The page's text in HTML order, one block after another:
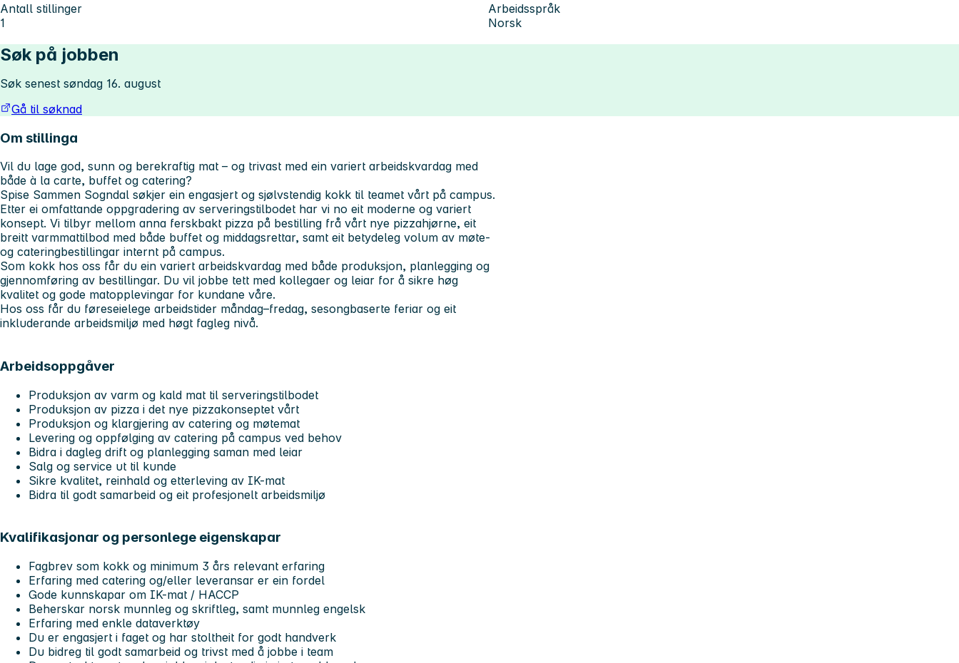
Antall stillinger
1
Arbeidsspråk
Norsk
Søk på jobben
Søk senest søndag 16. august
Gå til søknad
Om stillinga
Vil du lage god, sunn og berekraftig mat – og trivast med ein variert arbeidskvardag med
både à la carte, buffet og catering?
Spise Sammen Sogndal søkjer ein engasjert og sjølvstendig kokk til teamet vårt på campus.
Etter ei omfattande oppgradering av serveringstilbodet har vi no eit moderne og variert
konsept. Vi tilbyr mellom anna ferskbakt pizza på bestilling frå vårt nye pizzahjørne, eit
breitt varmmattilbod med både buffet og middagsrettar, samt eit betydeleg volum av møte-
og cateringbestillingar internt på campus.
Som kokk hos oss får du ein variert arbeidskvardag med både produksjon, planlegging og
gjennomføring av bestillingar. Du vil jobbe tett med kollegaer og leiar for å sikre høg
kvalitet og gode matopplevingar for kundane våre.
Hos oss får du føreseielege arbeidstider måndag–fredag, sesongbaserte feriar og eit
inkluderande arbeidsmiljø med høgt fagleg nivå.
Arbeidsoppgåver
Produksjon av varm og kald mat til serveringstilbodet
Produksjon av pizza i det nye pizzakonseptet vårt
Produksjon og klargjering av catering og møtemat
Levering og oppfølging av catering på campus ved behov
Bidra i dagleg drift og planlegging saman med leiar
Salg og service ut til kunde
Sikre kvalitet, reinhald og etterleving av IK-mat
Bidra til godt samarbeid og eit profesjonelt arbeidsmiljø
Kvalifikasjonar og personlege eigenskapar
Fagbrev som kokk og minimum 3 års relevant erfaring
Erfaring med catering og/eller leveransar er ein fordel
Gode kunnskapar om IK-mat / HACCP
Beherskar norsk munnleg og skriftleg, samt munnleg engelsk
Erfaring med enkle dataverktøy
Du er engasjert i faget og har stoltheit for godt handverk
Du bidreg til godt samarbeid og trivst med å jobbe i team